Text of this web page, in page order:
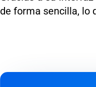
de forma sencilla, lo